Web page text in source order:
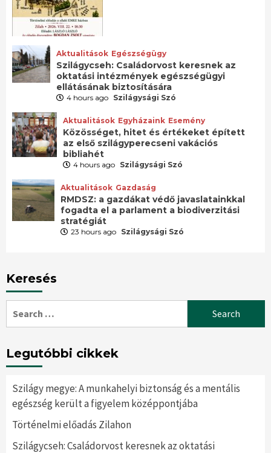
Aktualitások Egészségügy
Szilágycseh: Családorvost keresnek az
oktatási intézmények egészségügyi
ellátásának biztosítására
4 hours ago Szilágysági Szó
Aktualitások Egyházaink Esemény
Közösséget, hitet és értékeket épített
az első szilágyperecseni vakációs
bibliahét
4 hours ago Szilágysági Szó
Aktualitások Gazdaság
RMDSZ: a gazdákat védő javaslatainkkal
fogadta el a parlament a biodiverzitási
stratégiát
23 hours ago Szilágysági Szó
Keresés
for:
Legutóbbi cikkek
Szilágy megye: A munkahelyi biztonság és a mentális
egészség került a figyelem középpontjába
Történelmi előadás Zilahon
Szilágycseh: Családorvost keresnek az oktatási